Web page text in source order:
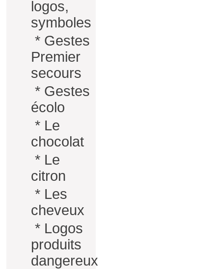
logos,
symboles
* Gestes
Premier
secours
* Gestes
écolo
* Le
chocolat
* Le
citron
* Les
cheveux
* Logos
produits
dangereux